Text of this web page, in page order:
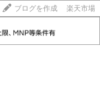
ブログを作成 楽天市場